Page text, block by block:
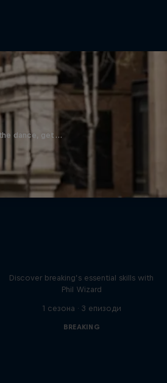
dance, get …
Discover breaking’s essential skills with
Phil Wizard
1 сезона · 3 епизоди
BREAKING